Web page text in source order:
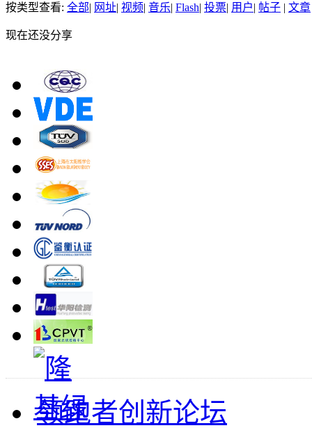
按类型查看: 全部| 网址| 视频| 音乐| Flash| 投票| 用户| 帖子 | 文章
现在还没分享
领跑者创新论坛